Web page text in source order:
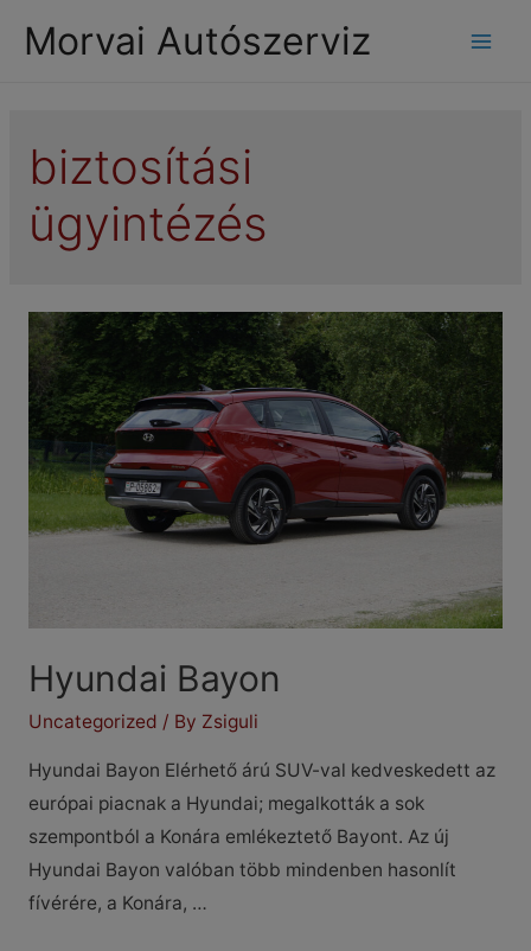
Morvai Autószerviz
biztosítási
ügyintézés
Hyundai Bayon
Uncategorized / By Zsiguli
Hyundai Bayon Elérhető árú SUV-val kedveskedett az
európai piacnak a Hyundai; megalkották a sok
szempontból a Konára emlékeztető Bayont. Az új
Hyundai Bayon valóban több mindenben hasonlít
fívérére, a Konára, …